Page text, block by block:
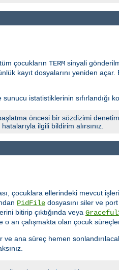
çocukların TERM sinyali
kayıt dosyalarını yeniden
istatistiklerinin sıfırlandığı
öncesi bir sözdizimi
ilgili bildirim alırsınız.
çocuklara ellerindeki mevcut
PidFile dosyasını siler ve
bitirip çıktığında veya
o an çalışmakta olan çocuk
ana süreç hemen